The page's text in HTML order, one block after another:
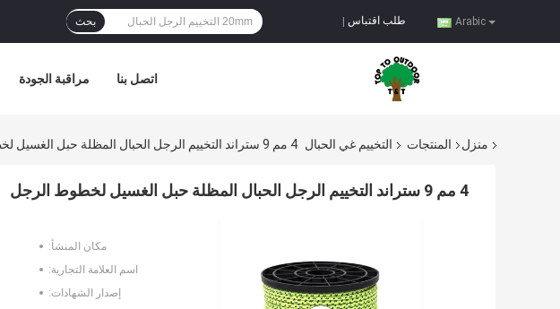
Arabic طلب اقتباس بحث
مراقبة الجودة اتصل بنا
منزل المنتجات التخييم غي الحبال 4 مم 9 ستراند التخييم الرجل الحبال المظلة حبل الغسيل لخطوط الرجل
4 مم 9 ستراند التخييم الرجل الحبال المظلة حبل الغسيل لخطوط الرجل
مكان المنشأ:
اسم العلامة التجارية:
إصدار الشهادات: